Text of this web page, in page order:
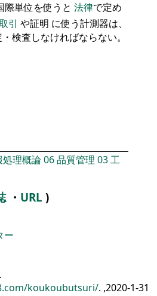
際単位を使うと 法律で定め
引 や証明 に使う計測器は、
検査しなければならない。
処理概論06品質管理 03工
・ URL )
ー
.
koukoubutsuri/. ,2020-1-31